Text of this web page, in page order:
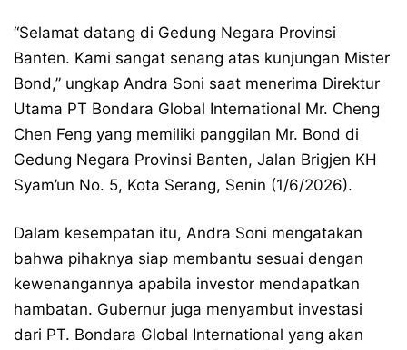
“Selamat datang di Gedung Negara Provinsi
Banten. Kami sangat senang atas kunjungan Mister
Bond,” ungkap Andra Soni saat menerima Direktur
Utama PT Bondara Global International Mr. Cheng
Chen Feng yang memiliki panggilan Mr. Bond di
Gedung Negara Provinsi Banten, Jalan Brigjen KH
Syam’un No. 5, Kota Serang, Senin (1/6/2026).
Dalam kesempatan itu, Andra Soni mengatakan
bahwa pihaknya siap membantu sesuai dengan
kewenangannya apabila investor mendapatkan
hambatan. Gubernur juga menyambut investasi
dari PT. Bondara Global International yang akan